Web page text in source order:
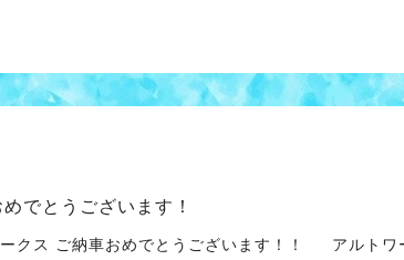
でとうございます！
クス ご納車おめでとうございます！！ アルトワ